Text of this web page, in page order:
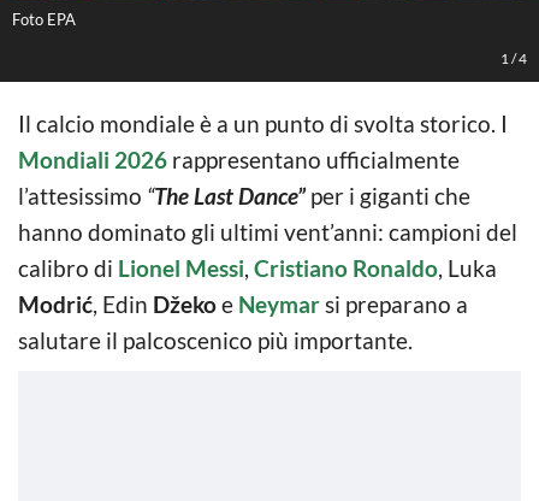
Foto EPA
1 /4
Il calcio mondiale è a un punto di svolta storico. I
Mondiali 2026 rappresentano ufficialmente
l’attesissimo “The Last Dance”per i giganti che
hanno dominato gli ultimi vent’anni: campioni del
calibro di Lionel Messi, Cristiano Ronaldo, Luka
Modrić, Edin Džekoe Neymarsi preparano a
salutare il palcoscenico più importante.